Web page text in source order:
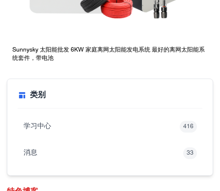
Sunnysky 太阳能批发 6KW 家庭离网太阳能发电系统 最好的离网太阳能系
统套件，带电池
类别
学习中心 416
消息 33